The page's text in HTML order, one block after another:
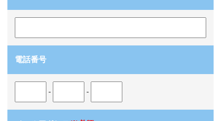
電話番号
- -